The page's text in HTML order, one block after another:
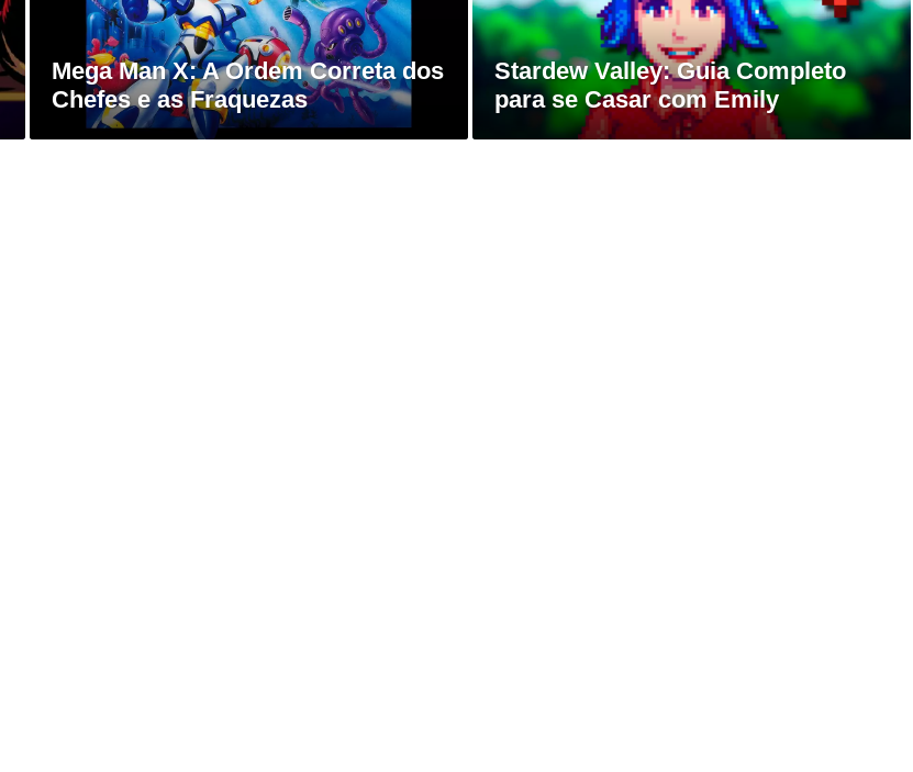
Mega Man X: A Ordem Correta dos
Chefes e as Fraquezas
Stardew Valley: Guia Completo
para se Casar com Emily